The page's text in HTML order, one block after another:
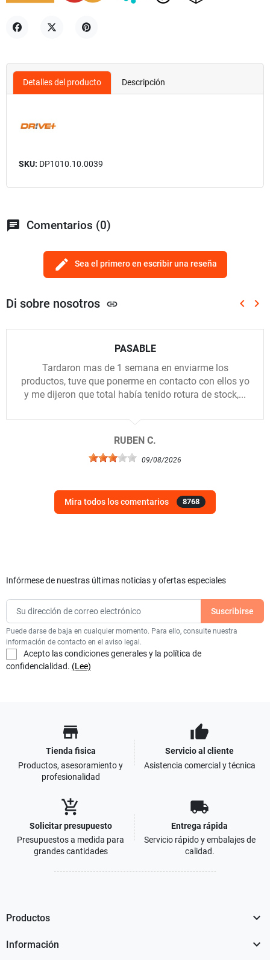
Detalles del producto Descripción
SKU: DP1010.10.0039
chat Comentarios (0)
edit Sea el primero en escribir una reseña
Di sobre nosotros link keyboard_arrow_left keyboard_arrow_right
PASABLE
Tardaron mas de 1 semana en enviarme los
productos, tuve que ponerme en contacto con ellos yo
y me dijeron que total había tenido rotura de stock,...
RUBEN C.
09/08/2026
Mira todos los comentarios 8768
Infórmese de nuestras últimas noticias y ofertas especiales
Puede darse de baja en cualquier momento. Para ello, consulte nuestra
información de contacto en el aviso legal.
Acepto las condiciones generales y la política de
confidencialidad. (Lee)
store
Tienda fisica
Productos, asesoramiento y
profesionalidad
thumb_up
Servicio al cliente
Asistencia comercial y técnica
add_shopping_cart
Solicitar presupuesto
Presupuestos a medida para
grandes cantidades
local_shipping
Entrega rápida
Servicio rápido y embalajes de
calidad.
Productos 
Información 